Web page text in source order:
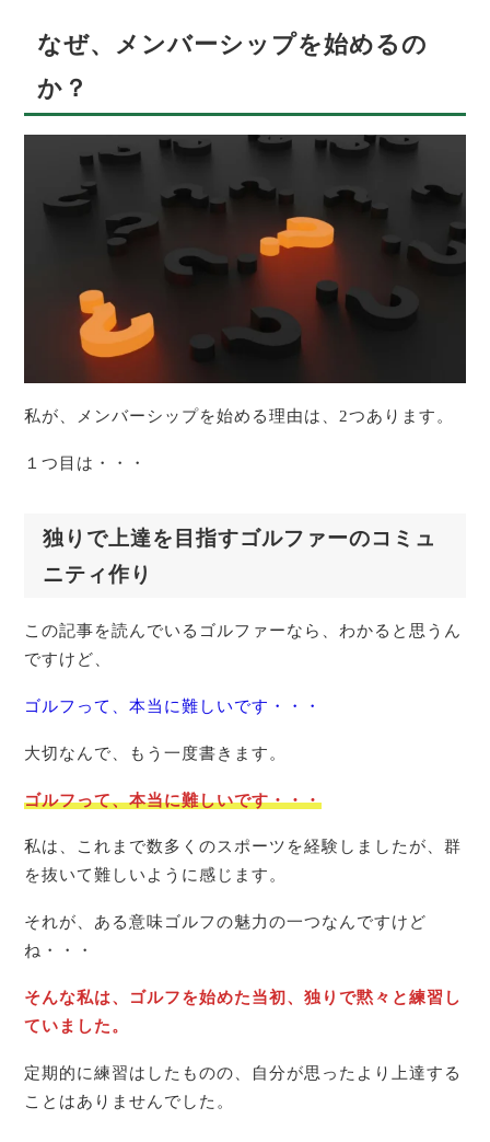
なぜ、メンバーシップを始めるの
か？
私が、メンバーシップを始める理由は、2つあります。
１つ目は・・・
独りで上達を目指すゴルファーのコミュ
ニティ作り
この記事を読んでいるゴルファーなら、わかると思うん
ですけど、
ゴルフって、本当に難しいです・・・
大切なんで、もう一度書きます。
ゴルフって、本当に難しいです・・・
私は、これまで数多くのスポーツを経験しましたが、群
を抜いて難しいように感じます。
それが、ある意味ゴルフの魅力の一つなんですけど
ね・・・
そんな私は、ゴルフを始めた当初、独りで黙々と練習し
ていました。
定期的に練習はしたものの、自分が思ったより上達する
ことはありませんでした。